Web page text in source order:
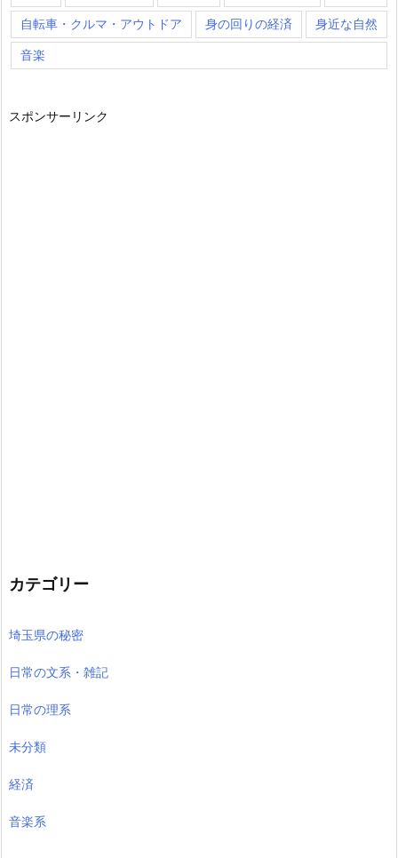
自転車・クルマ・アウトドア 身の回りの経済 身近な自然
音楽
スポンサーリンク
カテゴリー
埼玉県の秘密
日常の文系・雑記
日常の理系
未分類
経済
音楽系